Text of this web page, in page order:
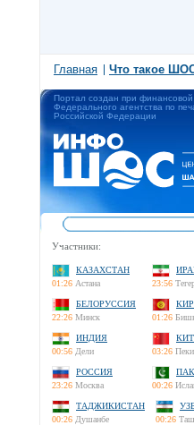
Главная Что такое
Портал создан при
Федерального агентства по
Российской Федерации
Участники:
КАЗАХСТАН
01:26 Астана
23:56
БЕЛОРУССИЯ
22:26 Минск
01:26
ИНДИЯ
00:56 Дели
03:26
РОССИЯ
23:26 Москва
00:26
ТАДЖИКИСТАН
00:26 Душанбе
00:26